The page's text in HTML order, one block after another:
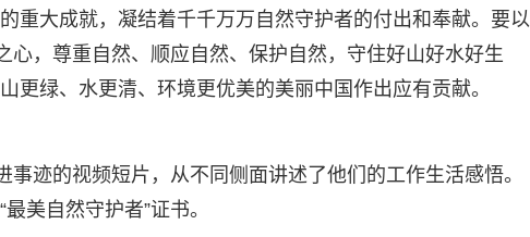
重大成就，凝结着千千万万自然守护者的付出和奉献。要以
心，尊重自然、顺应自然、保护自然，守住好山好水好生
更绿、水更清、环境更优美的美丽中国作出应有贡献。
事迹的视频短片，从不同侧面讲述了他们的工作生活感悟。
美自然守护者”证书。